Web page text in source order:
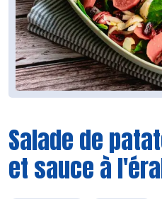
Salade de
et sauce à